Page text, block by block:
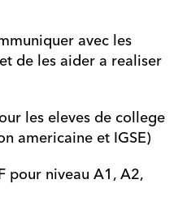
avec les
de les aider a realiser
les eleves de college
americaine et IGSE)
pour niveau A1, A2,